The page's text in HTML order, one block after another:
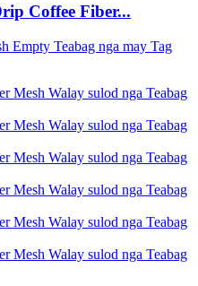
Coffee Fiber...